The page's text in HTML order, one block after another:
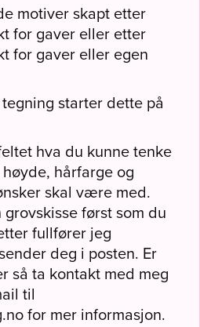
motiver skapt etter
for gaver eller etter
for gaver eller egen
starter dette på
hva du kunne tenke
hårfarge og
skal være med.
først som du
fullfører jeg
deg i posten. Er
så ta kontakt med meg
til
for mer informasjon.